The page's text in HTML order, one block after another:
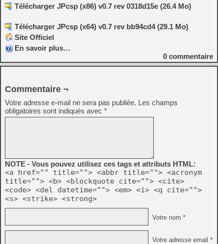
Télécharger JPcsp (x86) v0.7 rev 0318d15e (26.4 Mo)
Télécharger JPcsp (x64) v0.7 rev bb94cd4 (29.1 Mo)
Site Officiel
En savoir plus…
0 commentaire
Commentaire ¬
Votre adresse e-mail ne sera pas publiée. Les champs
obligatoires sont indiqués avec *
NOTE - Vous pouvez utilisez ces tags et attributs HTML:
<a href="" title=""> <abbr title=""> <acronym
title=""> <b> <blockquote cite=""> <cite>
<code> <del datetime=""> <em> <i> <q cite="">
<s> <strike> <strong>
Votre nom *
Votre adresse email *